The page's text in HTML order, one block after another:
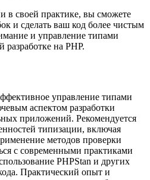
в своей практике, вы сможете
и сделать ваш код более чистым
и управление типами
на PHP.
управление типами
аспектом разработки
приложений. Рекомендуется
типизации, включая
методов проверки
с современными практиками
PHPStan и других
Практический опыт и